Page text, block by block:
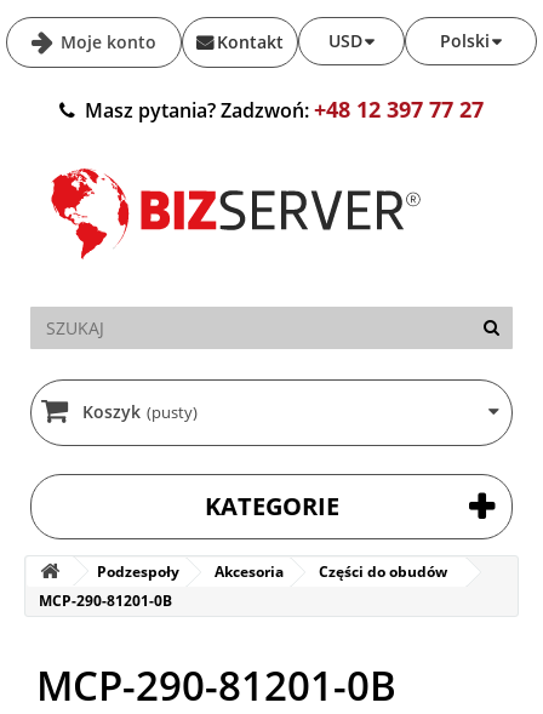
Moje konto Polski
USD
Kontakt
Masz pytania? Zadzwoń:+48 12 397 77 27
Koszyk (pusty)
KATEGORIE
Podzespoły Akcesoria
Części do obudów
MCP-290-81201-0B
MCP-290-81201-0B